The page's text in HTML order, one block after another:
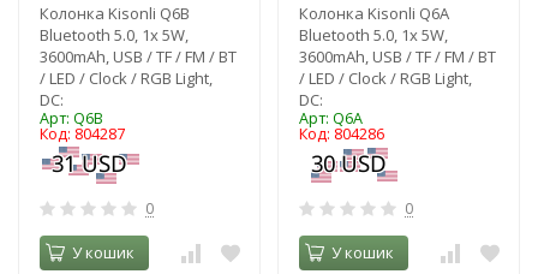
Колонка Kisonli Q6B
Bluetooth 5.0, 1х 5W,
3600mAh, USB / TF / FM / BT
/ LED / Clock / RGB Light,
DC:
Арт: Q6B
Код: 804287
0
У кошик
Колонка Kisonli Q6A
Bluetooth 5.0, 1х 5W,
3600mAh, USB / TF / FM / BT
/ LED / Clock / RGB Light,
DC:
Арт: Q6A
Код: 804286
0
У кошик